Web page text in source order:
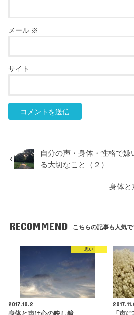
メール ※
サイト
自分の声・身体・性格で
る大切なこと（２）
身体と
RECOMMEND こちらの記事も人気で
思い
2017.10.2